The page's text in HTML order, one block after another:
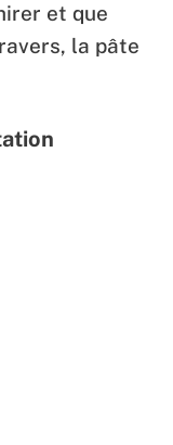
et que
la pâte